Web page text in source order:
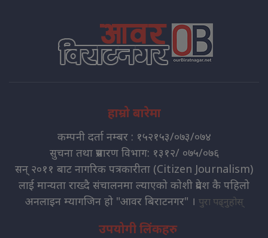
हाम्रो बारेमा
कम्पनी दर्ता नम्बर : १५२१५३/०७३/०७४
सुचना तथा प्रसारण विभाग: १३१२/ ०७५/०७६
सन् २०११ बाट नागरिक पत्रकारीता (Citizen Journalism)
लाई मान्यता राख्दै संचालनमा ल्याएको कोशी प्रदेश कै पहिलो
अनलाइन म्यागजिन हो "आवर बिराटनगर" । पुरा पढ्नुहोस्
उपयोगी लिंकहरु